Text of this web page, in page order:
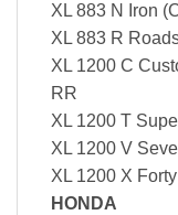
XL 883 N Iron
XL 883 R
XL 1200 C
RR
XL 1200 T
XL 1200 V
XL 1200 X
HONDA